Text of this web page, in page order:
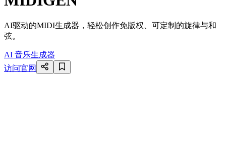
AI驱动的MIDI生成器，轻松创作免版权、可定制的旋律与和
弦。
AI 音乐生成器
访问官网